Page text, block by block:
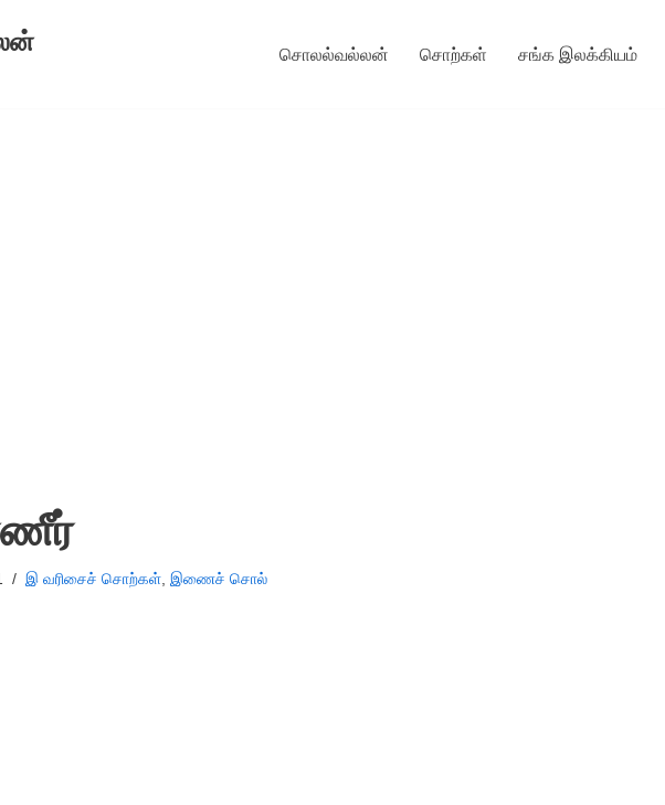
சொலல்வல்லன் சொற்கள் சங்க இலக்கியம்
இ வரிசைச் சொற்கள் இணைச் சொல்